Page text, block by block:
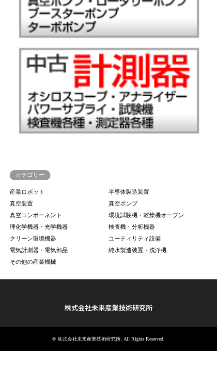
カテゴリー
産業ロボット
半導体製造装置
真空装置
真空ポンプ
真空コンポーネント
環境試験機・乾燥機オーブン
理化学機器・光学機器
検査機・分析機器
クリーン環境機器
ユーティリティ設備
電気計測器・電気部品
純水製造装置・洗浄機
その他の産業機械
株式会社未来産業技術研究所
© 株式会社未来産業技術研究所 . All Rights Reserved.